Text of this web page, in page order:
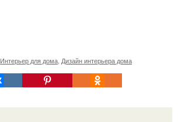
Интерьер для дома Дизайн интерьера дома